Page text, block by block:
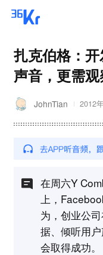
扎克伯格：
声音，更需
JohnTian 2012
在周六Y
上，
为，创业公
据、倾听用
会取得成功。